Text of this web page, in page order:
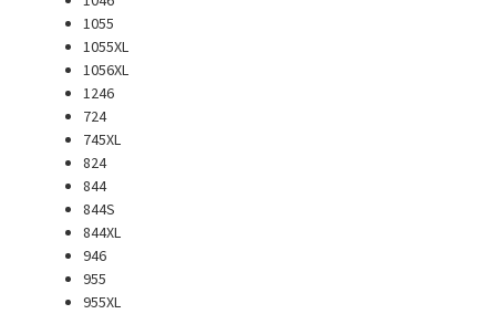
1055
1055XL
1056XL
1246
724
745XL
824
844
844S
844XL
946
955
955XL